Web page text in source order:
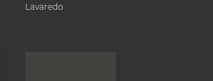
Lavaredo